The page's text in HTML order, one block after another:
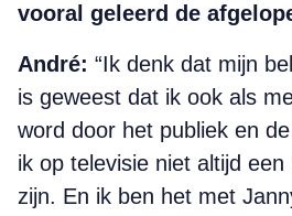
vooral geleerd de
André: “Ik denk dat mijn
is geweest dat ik ook als
word door het publiek en
ik op televisie niet altijd een
zijn. En ik ben het met